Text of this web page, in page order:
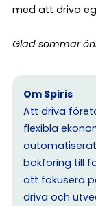
med att driva
Glad sommar
Om Spiris
Att driva
flexibla
bokföring till
att fokusera
driva och